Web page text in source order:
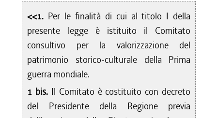
<<1. Per le finalità di cui al titolo I della
presente legge è istituito il Comitato
consultivo per la valorizzazione del
patrimonio storico-culturale della Prima
guerra mondiale.
1 bis. Il Comitato è costituito con decreto
del Presidente della Regione previa